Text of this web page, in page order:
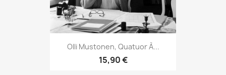
Olli Mustonen, Quatuor À...
15,90 €